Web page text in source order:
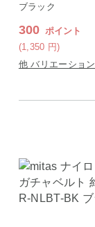
ブラック
300 ポイント
(1,350 円)
他 バリエーショ